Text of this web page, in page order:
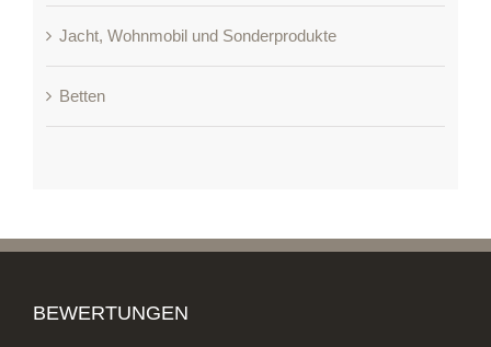
Jacht, Wohnmobil und Sonderprodukte
Betten
BEWERTUNGEN